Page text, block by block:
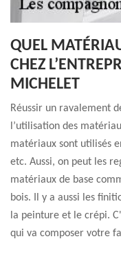
QUEL
CHEZ
MICHELET
Réussir un ravalement
l’utilisation des
matériaux sont utilisés
etc. Aussi, on peut les
matériaux de base
bois. Il y a aussi les
la peinture et le crépi.
qui va composer votre